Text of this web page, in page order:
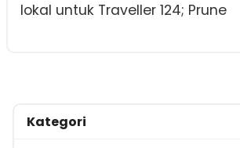
lokal untuk Traveller 124; Prune
Kategori